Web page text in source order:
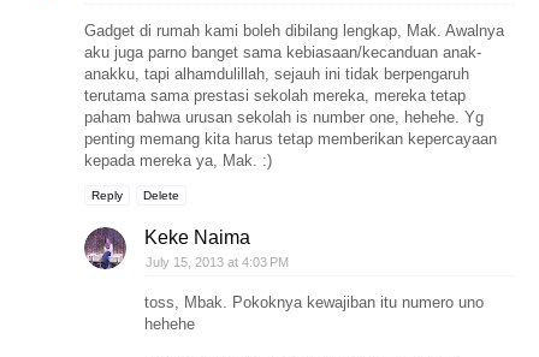
Gadget di rumah kami boleh dibilang lengkap, Mak. Awalnya
aku juga parno banget sama kebiasaan/kecanduan anak-
anakku, tapi alhamdulillah, sejauh ini tidak berpengaruh
terutama sama prestasi sekolah mereka, mereka tetap
paham bahwa urusan sekolah is number one, hehehe. Yg
penting memang kita harus tetap memberikan kepercayaan
kepada mereka ya, Mak. :)
Reply Delete
Keke Naima
July 15, 2013 at 4:03 PM
toss, Mbak. Pokoknya kewajiban itu numero uno
hehehe